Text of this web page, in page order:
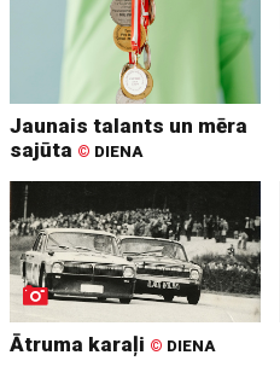
Jaunais talants un mēra
sajūta © DIENA
Ātruma karaļi © DIENA